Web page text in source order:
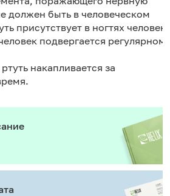
должен быть в человеческом
присутствует в ногтях
подвергается
накапливается за